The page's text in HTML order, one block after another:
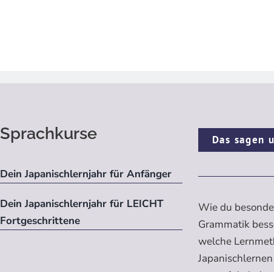
Sprachkurse
Dein Japanischlernjahr für Anfänger
Dein Japanischlernjahr für LEICHT
Fortgeschrittene
Das sagen
Wie du
Grammatik
welche